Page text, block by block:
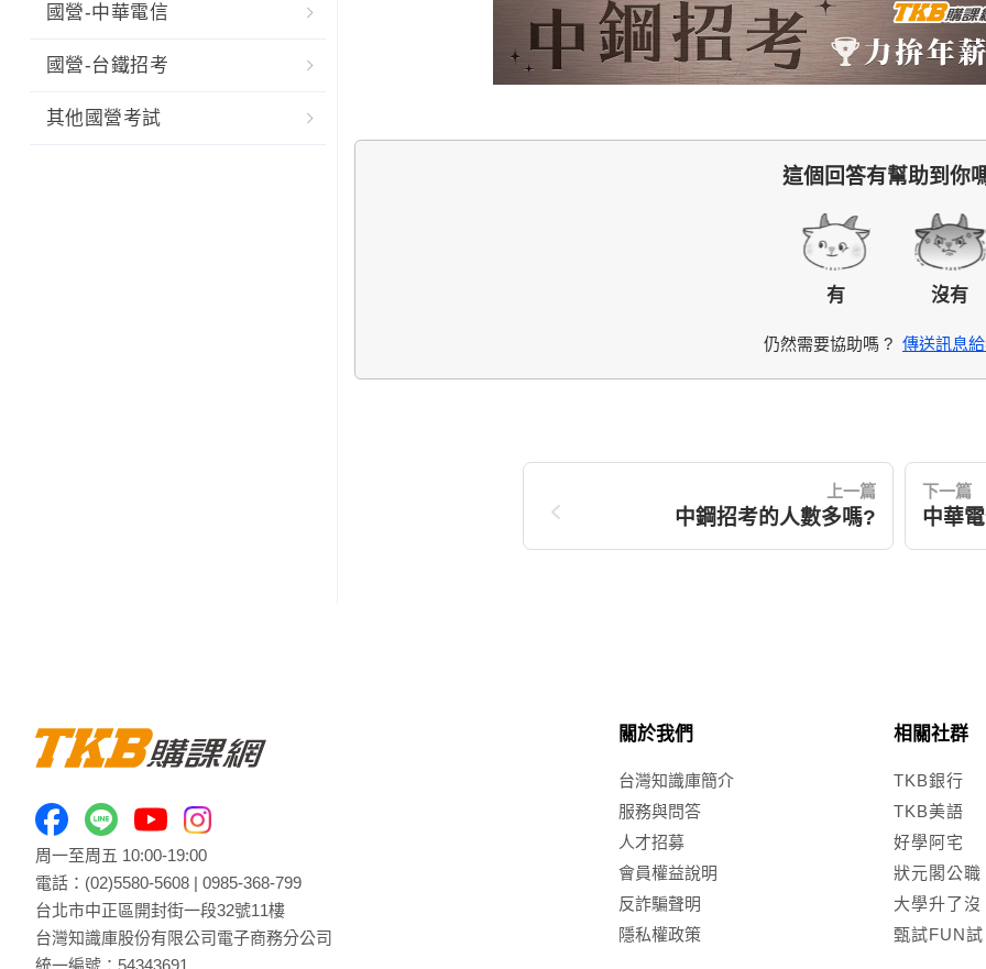
國營-中華電信
國營-台鐵招考
其他國營考試
這個回答有幫助到你
有 沒有
仍然需要協助嗎 ? 傳送訊息
上一篇
中鋼招考的人數多嗎?
下一篇
中華
周一至周五 10:00-19:00
電話： (02)5580-5608 | 0985-368-799
台北市中正區開封街一段32號11樓
台灣知識庫股份有限公司電子商務分公司
統一編號：54343691
關於我們
台灣知識庫簡介
服務與問答
人才招募
會員權益說明
反詐騙聲明
隱私權政策
相關社群
TKB銀行
TKB美語
好學阿宅
狀元閣公職
大學升了沒
甄試FUN試